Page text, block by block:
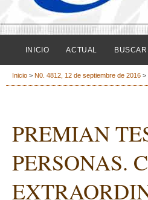
INICIO ACTUAL BUSCAR
Inicio > N0. 4812, 12 de septiembre de 2016 >
PREMIAN
PERSONAS.